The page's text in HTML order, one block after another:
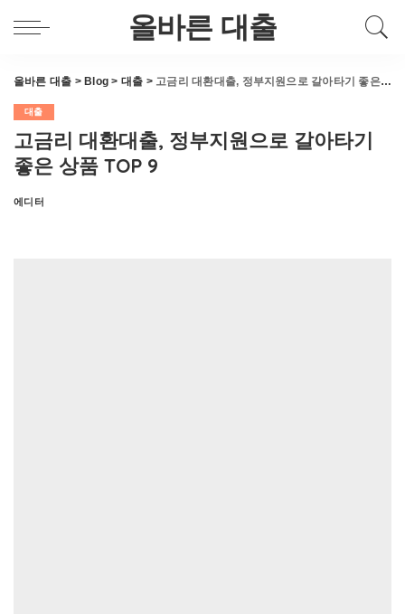
올바른 대출
올바른 대출 > Blog > 대출 > 고금리 대환대출, 정부지원으로 갈아타기 좋은 상품 TOP 9
대출
고금리 대환대출, 정부지원으로 갈아타기
좋은 상품 TOP 9
Posted
에디터